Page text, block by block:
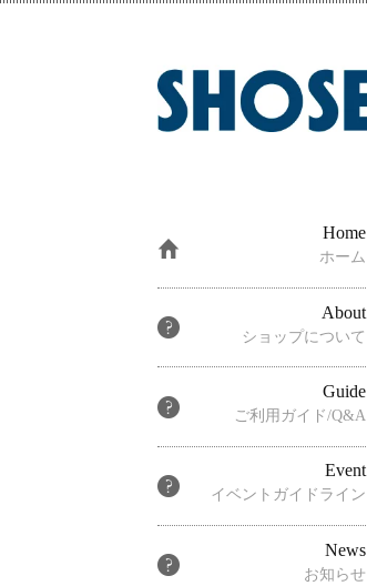
Home
ホーム
About
ショップについて
Guide
ご利用ガイド/Q&A
Event
イベントガイドライン
News
お知らせ